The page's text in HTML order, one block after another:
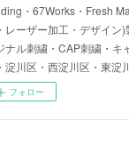
・67Works・Fresh
レーザー加工・デザイン
ナル刺繍・CAP刺繍・キ
淀川区・西淀川区・東淀
フォロー